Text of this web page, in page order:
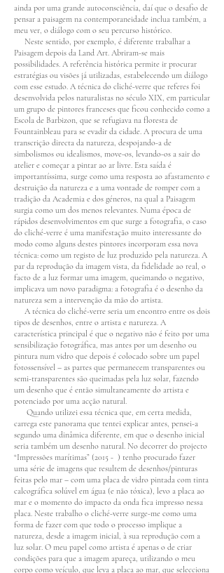
ainda por uma grande autoconsciência, daí que o desafio de
pensar a paisagem na contemporaneidade inclua também, a
meu ver, o diálogo com o seu percurso histórico.
Neste sentido, por exemplo, é diferente trabalhar a
Paisagem depois da Land Art. Abriram-se mais
possibilidades. A referência histórica permite ir procurar
estratégias ou visões já utilizadas, estabelecendo um diálogo
com esse estudo. A técnica do cliché-verre que referes foi
desenvolvida pelos naturalistas no século XIX, em particular
um grupo de pintores franceses que ficou conhecido como a
Escola de Barbizon, que se refugiava na floresta de
Fountainbleau para se evadir da cidade. A procura de uma
transcrição directa da natureza, despojando-a de
simbolismos ou idealismos, move-os, levando-os a sair do
atelier e começar a pintar ao ar livre. Esta saída é
importantíssima, surge como uma resposta ao afastamento e
destruição da natureza e a uma vontade de romper com a
tradição da Academia e dos géneros, na qual a Paisagem
surgia como um dos menos relevantes. Numa época de
rápidos desenvolvimentos em que surge a fotografia, o caso
do cliché-verre é uma manifestação muito interessante do
modo como alguns destes pintores incorporam essa nova
técnica: como um registo de luz produzido pela natureza. A
par da reprodução da imagem vista, da fidelidade ao real, o
facto de a luz formar uma imagem, queimando o negativo,
implicava um novo paradigma: a fotografia é o desenho da
natureza sem a intervenção da mão do artista.
A técnica do cliché-verre seria um encontro entre os dois
tipos de desenhos, entre o artista e natureza. A
característica principal é que o negativo não é feito por uma
sensibilização fotográfica, mas antes por um desenho ou
pintura num vidro que depois é colocado sobre um papel
fotossensível – as partes que permanecem transparentes ou
semi-transparentes são queimadas pela luz solar, fazendo
um desenho que é então simultaneamente do artista e
potenciado por uma acção natural.
Quando utilizei essa técnica que, em certa medida,
carrega este panorama que tentei explicar antes, pensei-a
segundo uma dinâmica diferente, em que o desenho inicial
seria também um desenho natural. No decorrer do projecto
“Impressões marítimas” (2015 - ) tenho procurado fazer
uma série de imagens que resultem de desenhos/pinturas
feitas pelo mar – com uma placa de vidro pintada com tinta
calcográfica solúvel em água (e não tóxica), levo a placa ao
mar e o momento do impacto da onda fica impresso nessa
placa. Neste trabalho o cliché-verre surge-me como uma
forma de fazer com que todo o processo implique a
natureza, desde a imagem inicial, à sua reprodução com a
luz solar. O meu papel como artista é apenas o de criar
condições para que a imagem apareça, utilizando o meu
corpo como veículo, que leva a placa ao mar, que selecciona